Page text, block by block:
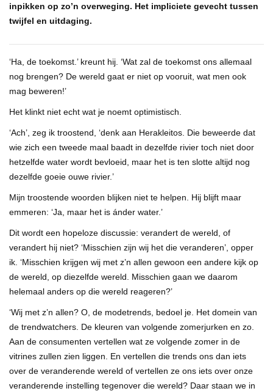
inpikken op zo’n overweging. Het impliciete gevecht tussen
twijfel en uitdaging.
‘Ha, de toekomst.’ kreunt hij. ‘Wat zal de toekomst ons allemaal
nog brengen? De wereld gaat er niet op vooruit, wat men ook
mag beweren!’
Het klinkt niet echt wat je noemt optimistisch.
‘Ach’, zeg ik troostend, ‘denk aan Herakleitos. Die beweerde dat
wie zich een tweede maal baadt in dezelfde rivier toch niet door
hetzelfde water wordt bevloeid, maar het is ten slotte altijd nog
dezelfde goeie ouwe rivier.’
Mijn troostende woorden blijken niet te helpen. Hij blijft maar
emmeren: ‘Ja, maar het is ánder water.’
Dit wordt een hopeloze discussie: verandert de wereld, of
verandert hij niet? ‘Misschien zijn wij het die veranderen’, opper
ik. ‘Misschien krijgen wij met z’n allen gewoon een andere kijk op
de wereld, op diezelfde wereld. Misschien gaan we daarom
helemaal anders op die wereld reageren?’
‘Wij met z’n allen? O, de modetrends, bedoel je. Het domein van
de trendwatchers. De kleuren van volgende zomerjurken en zo.
Aan de consumenten vertellen wat ze volgende zomer in de
vitrines zullen zien liggen. En vertellen die trends ons dan iets
over de veranderende wereld of vertellen ze ons iets over onze
veranderende instelling tegenover die wereld? Daar staan we in